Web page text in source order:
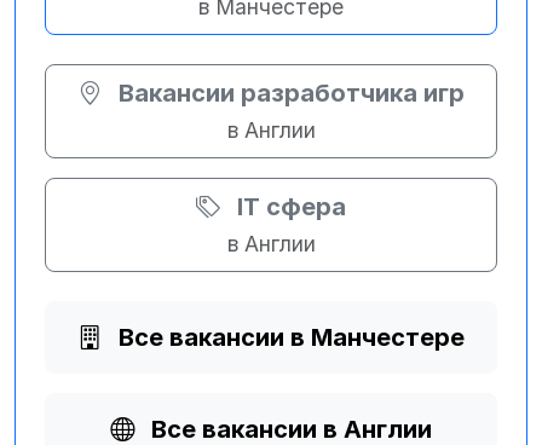
в Манчестере
Вакансии разработчика игр
в Англии
IT сфера
в Англии
Все вакансии в Манчестере
Все вакансии в Англии